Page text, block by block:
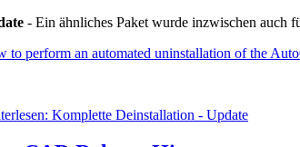
- Ein ähnliches Paket wurde inzwischen auch
to perform an automated uninstallation of the
Komplette Deinstallation - Update